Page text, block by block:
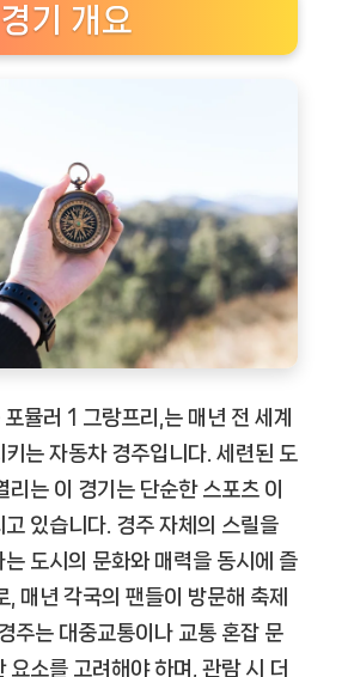
기 개요
뮬러 1 그랑프리,는 매년 전 세계
는 자동차 경주입니다. 세련된 도
리는 이 경기는 단순한 스포츠 이
있습니다. 경주 자체의 스릴을
는 도시의 문화와 매력을 동시에 즐
, 매년 각국의 팬들이 방문해 축제
주는 대중교통이나 교통 혼잡 문
요소를 고려해야 하며, 관람 시 더